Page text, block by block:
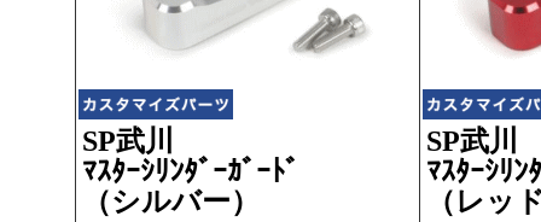
SP武川
ﾏｽﾀｰｼﾘﾝﾀﾞｰｶﾞｰﾄﾞ
（シルバー）
SP武川
ﾏｽﾀｰｼﾘﾝ
（レッ